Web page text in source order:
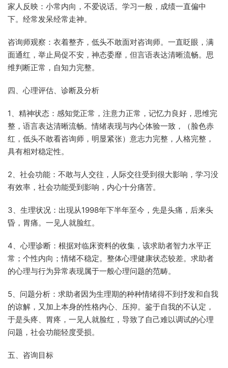
家人反映：小常内向，不爱说话。学习一般，成绩一直偏中
下。经常发呆经常走神。
咨询师观察：衣着整齐，低头不敢面对咨询师。一直眨眼，满
面通红，举止局促不安，神态委靡，但言语表达清晰流畅。思
维判断正常，自知力完整。
四、心理评估、诊断及分析
1、精神状态：感知觉正常，注意力正常，记忆力良好，思维完
整，语言表达清晰流畅。情绪表现与内心体验一致，（脸色赤
红，低头不敢看咨询师，明显紧张）意志力完整，人格完整，
具有相对稳定性。
2、社会功能：不敢与人交往，人际交往受到很大影响，学习没
有效率，社会功能受到影响，内心十分痛苦。
3、生理状况：出现从1998年下半年至今，先是头痛，后来头
昏，胃痛。一见人就脸红。
4、心理诊断：根据对临床资料的收集，该求助者智力水平正
常；个性内向；情绪不稳定。整体心理健康状态较差。求助者
的心理与行为异常表现属于一般心理问题的范畴。
5、问题分析：求助者因为生理期的种种情绪得不到抒发和自我
的谅解，又加上本身的性格内心、压抑。鉴于自我的不认定，
于是头疼、胃疼，一见人就脸红，导致了自己难以调试的心理
问题，社会功能轻度受损。
五、咨询目标